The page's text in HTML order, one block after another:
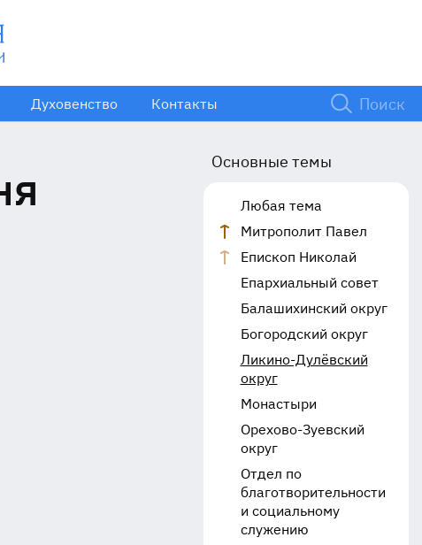
Духовенство Контакты
Основные темы
Любая тема
Митрополит Павел
Епископ Николай
Епархиальный совет
Балашихинский округ
Богородский округ
Ликино-Дулёвский
округ
Монастыри
Орехово-Зуевский
округ
Отдел по
благотворительности
и социальному
служению